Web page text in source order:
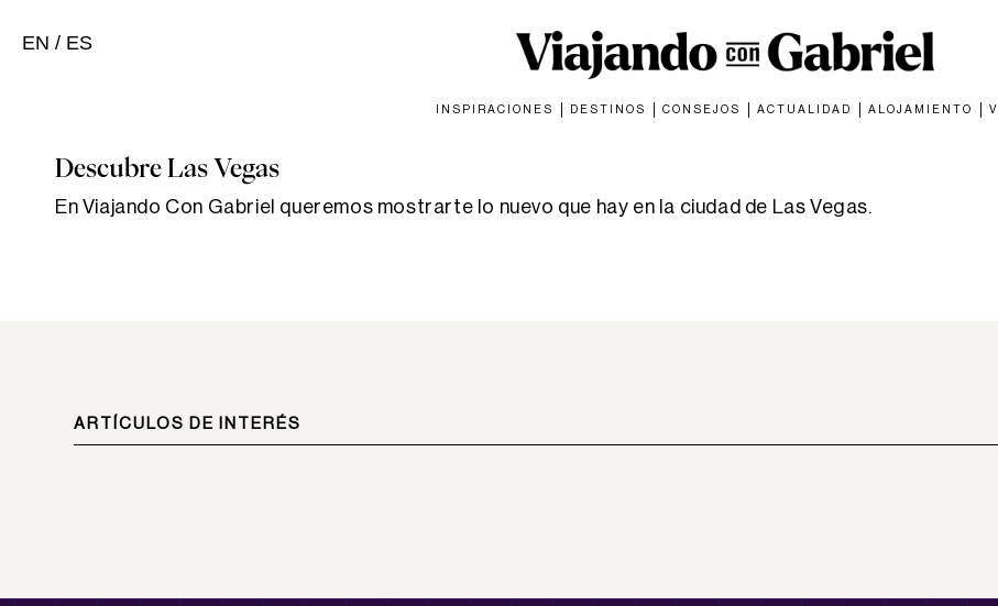
EN / ES
INSPIRACIONES DESTINOS CONSEJOS ACTUALIDAD ALOJAMIENTO
Descubre Las Vegas
En Viajando Con Gabriel queremos mostrarte lo nuevo que hay en la ciudad de Las Vegas.
ARTÍCULOS DE INTERÉS